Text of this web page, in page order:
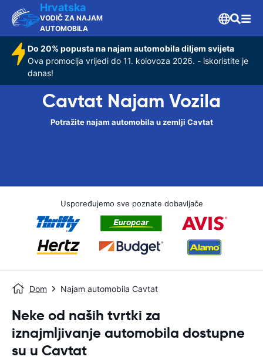
Hrvatska
VODIČ ZA NAJAM
AUTOMOBILA
Do 20% popusta na najam automobila diljem svijeta
Ova promocija vrijedi do 11. kolovoza 2026. - iskoristite je
danas!
Cavtat Najam Vozila
Potražite najam automobila u zemlji Cavtat
Uspoređujemo sve poznate dobavljače
Dom Najam automobila Cavtat
Neke od naših tvrtki za
iznajmljivanje automobila dostupne
su u Cavtat